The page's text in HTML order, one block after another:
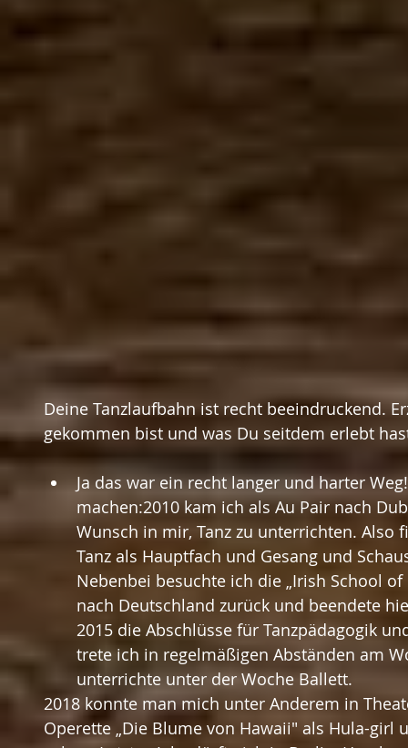
Deine Tanzlaufbahn ist recht beeindruckend.
gekommen bist und was Du seitdem erlebt
Ja das war ein recht langer und harter
machen:2010 kam ich als Au Pair nach
Wunsch in mir, Tanz zu unterrichten.
Tanz als Hauptfach und Gesang und
Nebenbei besuchte ich die „Irish School
nach Deutschland zurück und beendete
2015 die Abschlüsse für Tanzpädagogik
trete ich in regelmäßigen Abständen am
unterrichte unter der Woche Ballett.
2018 konnte man mich unter Anderem in
Operette „Die Blume von Hawaii" als Hula-girl